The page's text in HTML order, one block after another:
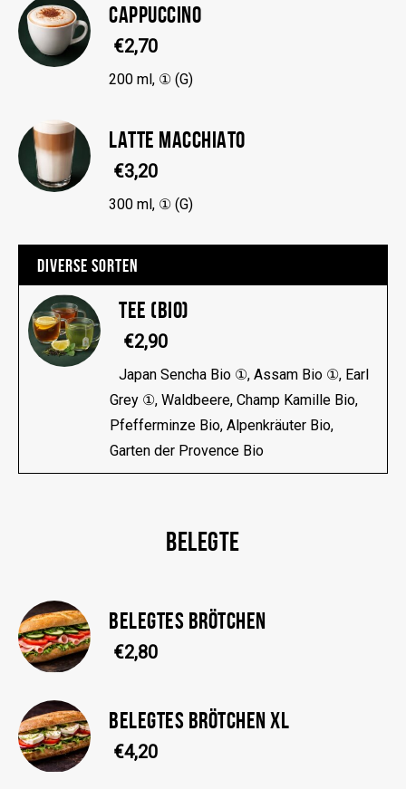
CAPPUCCINO
€2,70
200 ml, ① (G)
LATTE MACCHIATO
€3,20
300 ml, ① (G)
DIVERSE SORTEN
TEE (BIO)
€2,90
Japan Sencha Bio ①, Assam Bio ①, Earl
Grey ①, Waldbeere, Champ Kamille Bio,
Pfefferminze Bio, Alpenkräuter Bio,
Garten der Provence Bio
BELEGTE
BELEGTES BRÖTCHEN
€2,80
BELEGTES BRÖTCHEN XL
€4,20